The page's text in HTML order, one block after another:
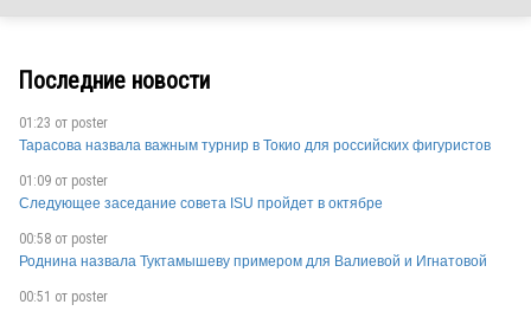
RUS
RUS
Последние новости
01:23 от poster
Тарасова назвала важным турнир в Токио для российских фигуристов
01:09 от poster
Следующее заседание совета ISU пройдет в октябре
00:58 от poster
Роднина назвала Туктамышеву примером для Валиевой и Игнатовой
00:51 от poster